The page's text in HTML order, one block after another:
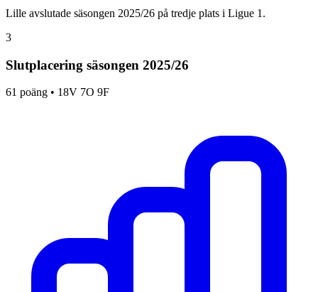
Lille avslutade säsongen 2025/26 på tredje plats i Ligue 1.
3
Slutplacering säsongen 2025/26
61 poäng • 18V 7O 9F